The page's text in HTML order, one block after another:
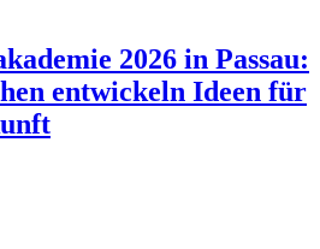
2026 in Passau:
entwickeln Ideen für